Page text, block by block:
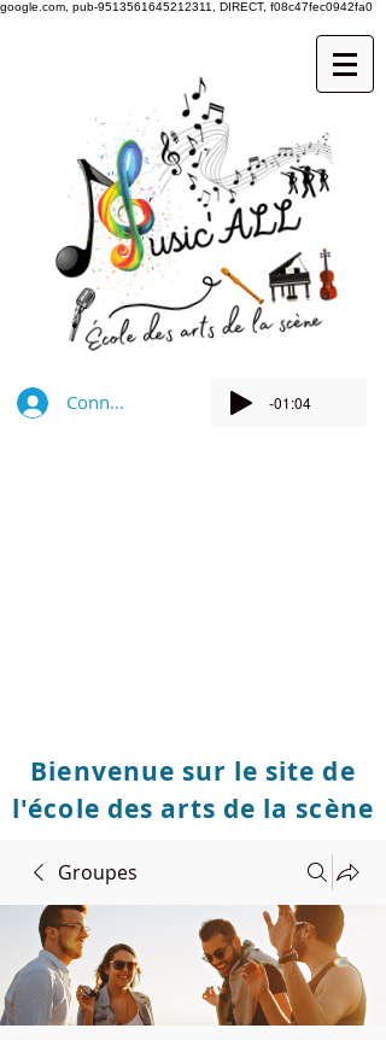
google.com, pub-9513561645212311, DIRECT, f08c47fec0942fa0
Connexion -01:04
Bienvenue sur le site de
l'école des arts de la scène
Groupes